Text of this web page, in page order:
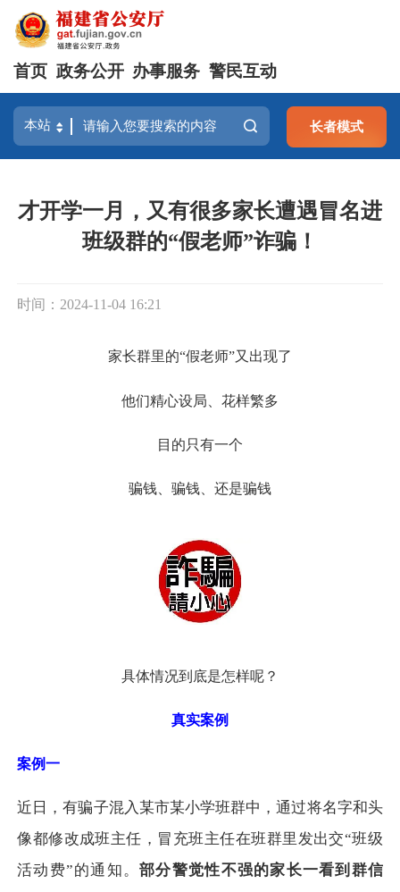
首页 政务公开 办事服务 警民互动
长者模式
才开学一月，又有很多家长遭遇冒名进
班级群的“假老师”诈骗！
时间：2024-11-04 16:21
家长群里的“假老师”又出现了
他们精心设局、花样繁多
目的只有一个
骗钱、骗钱、还是骗钱
具体情况到底是怎样呢？
真实案例
案例一
近日，有骗子混入某市某小学班群中，通过将名字和头
像都修改成班主任，冒充班主任在班群里发出交“班级
活动费”的通知。部分警觉性不强的家长一看到群信